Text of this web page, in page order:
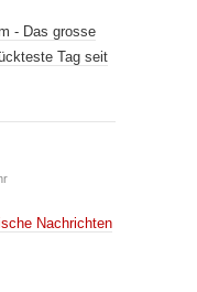
- Das grosse
Tag seit
Nachrichten